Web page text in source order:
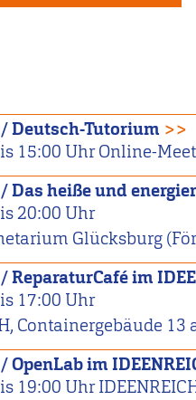
Deutsch-Tutorium >>
15:00 Uhr Online-
Das heiße und
20:00 Uhr
Glücksburg
ReparaturCafé im
17:00 Uhr
Containergebäude
OpenLab im
19:00 Uhr